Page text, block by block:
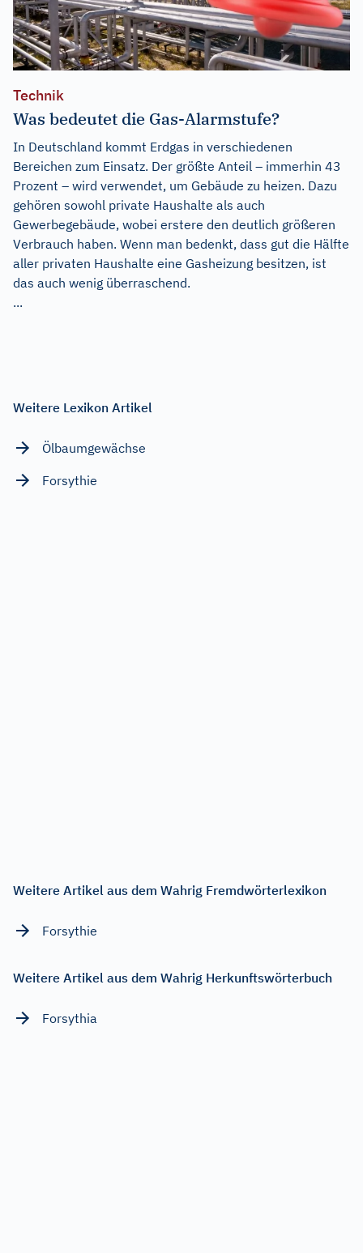
Technik
Was bedeutet die Gas-Alarmstufe?
In Deutschland kommt Erdgas in verschiedenen
Bereichen zum Einsatz. Der größte Anteil – immerhin 43
Prozent – wird verwendet, um Gebäude zu heizen. Dazu
gehören sowohl private Haushalte als auch
Gewerbegebäude, wobei erstere den deutlich größeren
Verbrauch haben. Wenn man bedenkt, dass gut die Hälfte
aller privaten Haushalte eine Gasheizung besitzen, ist
das auch wenig überraschend.
...
Weitere Lexikon Artikel
Ölbaumgewächse
Forsythie
Weitere Artikel aus dem Wahrig Fremdwörterlexikon
Forsythie
Weitere Artikel aus dem Wahrig Herkunftswörterbuch
Forsythia